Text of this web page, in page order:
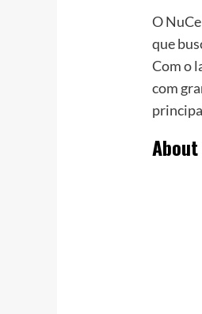
O
que
Com o
com